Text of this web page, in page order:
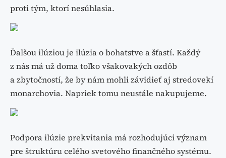
proti tým, ktorí nesúhlasia.
Ďalšou ilúziou je ilúzia o bohatstve a šťastí. Každý
z nás má už doma toľko všakovakých ozdôb
a zbytočností, že by nám mohli závidieť aj stredovekí
monarchovia. Napriek tomu neustále nakupujeme.
Podpora ilúzie prekvitania má rozhodujúci význam
pre štruktúru celého svetového finančného systému.